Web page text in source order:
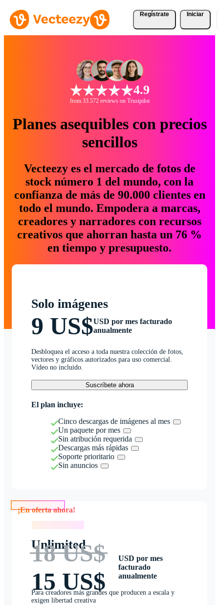
Regístrate Iniciar
4.9
from 33.572 reviews on Trustpilot
Planes asequibles con precios
sencillos
Vecteezy es el mercado de fotos de
stock número 1 del mundo, con la
confianza de más de 90.000 clientes en
todo el mundo. Empodera a marcas,
creadores y narradores con recursos
creativos que ahorran hasta un 76 %
en tiempo y presupuesto.
Solo imágenes
9 US$USD por mes facturado
anualmente
Desbloquea el acceso a toda nuestra colección de fotos,
vectores y gráficos autorizados para uso comercial.
Vídeo no incluido.
Suscríbete ahora
El plan incluye:
Cinco descargas de imágenes al mes
Un paquete por mes
Sin atribución requerida
Descargas más rápidas
Soporte prioritario
Sin anuncios
Unlimited
18 US$
15 US$
USD por mes
facturado
anualmente
Para creadores más grandes que producen a escala y
exigen libertad creativa